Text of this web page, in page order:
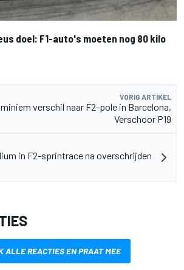
doel: F1-auto's moeten nog 80 kilo
VORIG ARTIKEL
verschil naar F2-pole in Barcelona,
Verschoor P19
in F2-sprintrace na overschrijden
ALLE REACTIES EN PRAAT MEE